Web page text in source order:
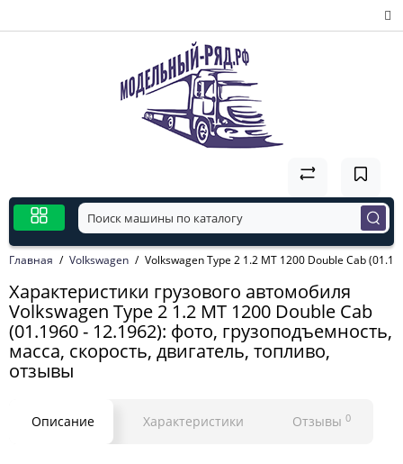
Главная Volkswagen Volkswagen Type 2 1.2 MT 1200 Double Cab
Характеристики грузового автомобиля
Volkswagen Type 2 1.2 MT 1200 Double Cab
(01.1960 - 12.1962): фото, грузоподъемность,
масса, скорость, двигатель, топливо,
отзывы
Описание Характеристики Отзывы 0